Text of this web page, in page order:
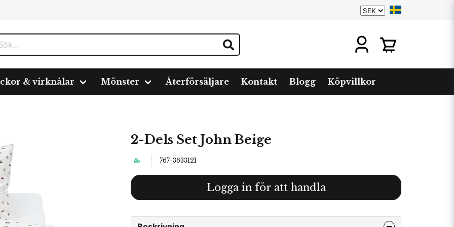
& virknålar Mönster Återförsäljare Kontakt Blogg Köpvillkor
2-Dels Set John Beige
767-3633121
Logga in för att handla